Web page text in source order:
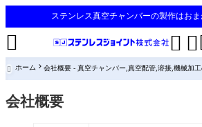
ステンレス真空チャンバーの製作はおま
 

 ホーム 会社概要 - 真空チャンバー,真空配管,溶接,機械加
会社概要